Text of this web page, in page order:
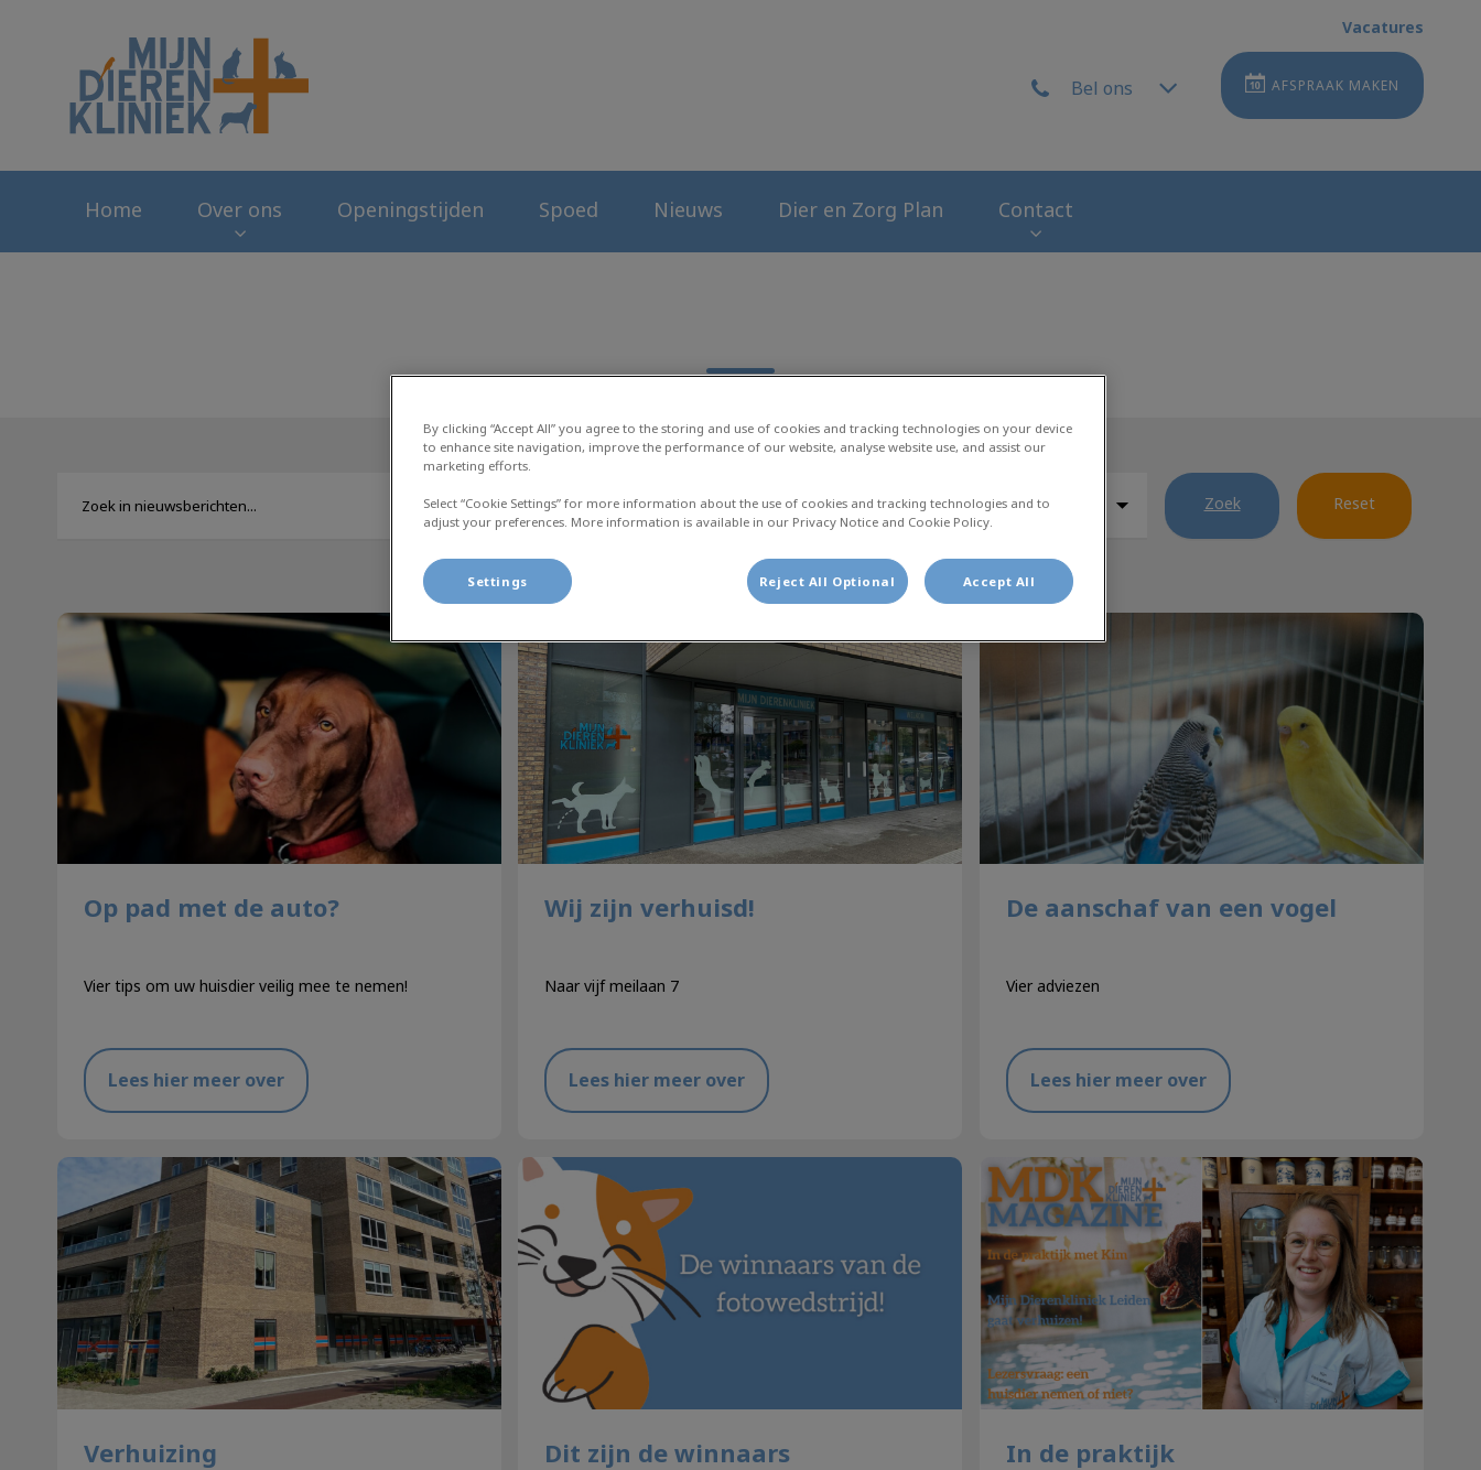
Vacatures
Bel ons AFSPRAAK MAKEN
Home Over ons Openingstijden Spoed Nieuws Dier en Zorg Plan Contact
Filteren met Zoek Reset
Op pad met de auto?
Op pad met de auto?
Vier tips om uw huisdier veilig mee te nemen!
Lees hier meer over
Wij zijn verhuisd!
Naar vijf meilaan 7
Lees hier meer over
De aanschaf van een vogel
Vier adviezen
Lees hier meer over
Verhuizing
Verhuizing
Dit zijn de winnaars
Dit zijn de winnaars
In de praktijk
In de praktijk
By clicking “Accept All” you agree to the storing and use of cookies and tracking technologies on your device
to enhance site navigation, improve the performance of our website, analyse website use, and assist our
marketing efforts.
Select “Cookie Settings” for more information about the use of cookies and tracking technologies and to
adjust your preferences. More information is available in our Privacy Notice and Cookie Policy.
Settings Reject All Optional Accept All